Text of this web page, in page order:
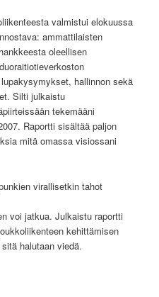
valmistui elokuussa
ammattilaisten
oleellisen
hallinnon sekä
Silti julkaistu
tekemääni
Raportti sisältää paljon
mitä omassa visiossani
virallisetkin tahot
voi jatkua. Julkaistu raportti
kehittämisen
halutaan viedä.